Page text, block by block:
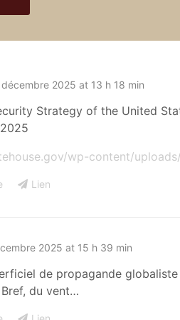
2025 at 13 h 18 min
Strategy of the United
wp-content/
Lien
2025 at 15 h 39 min
de propagande
Bref, du vent…